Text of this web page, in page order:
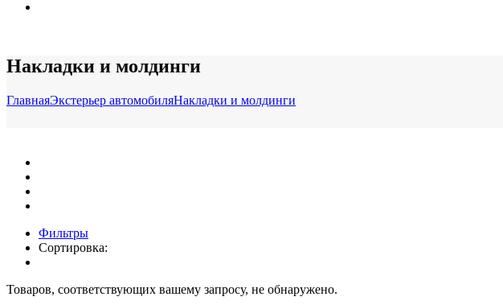
Накладки и молдинги
ГлавнаяЭкстерьер автомобиляНакладки и молдинги
Фильтры
Сортировка:
Товаров, соответствующих вашему запросу, не обнаружено.